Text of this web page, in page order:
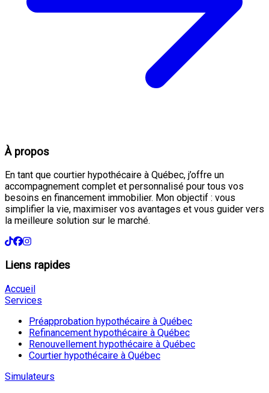
À propos
En tant que courtier hypothécaire à Québec, j’offre un
accompagnement complet et personnalisé pour tous vos
besoins en financement immobilier. Mon objectif : vous
simplifier la vie, maximiser vos avantages et vous guider vers
la meilleure solution sur le marché.
Liens rapides
Accueil
Services
Préapprobation hypothécaire à Québec
Refinancement hypothécaire à Québec
Renouvellement hypothécaire à Québec
Courtier hypothécaire à Québec
Simulateurs